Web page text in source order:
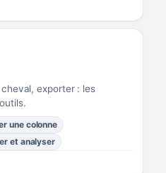
exporter : les
une colonne
et analyser